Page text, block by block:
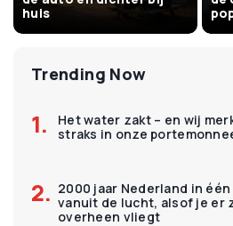
huis
Trending Now
Het water zakt – en wij
straks in onze
2000 jaar Nederland in
vanuit de lucht, alsof je er
overheen vliegt